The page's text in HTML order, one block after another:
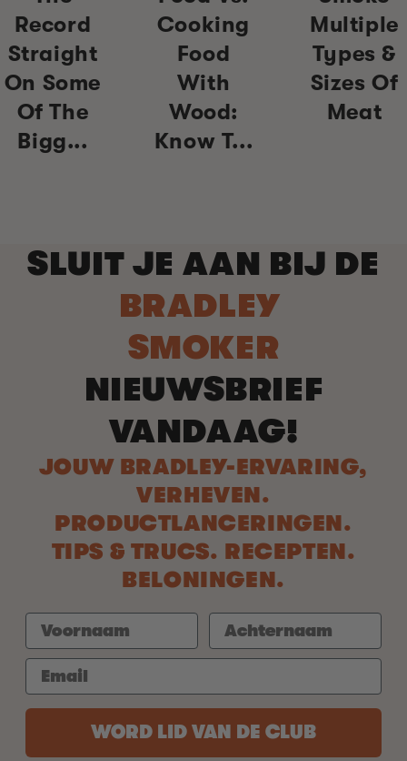
Record
Straight
On Some
Of The
Bigg...
Cooking
Food
With
Wood:
Know T...
Multiple
Types &
Sizes Of
Meat
SLUIT JE AAN BIJ DE
BRADLEY
SMOKER
NIEUWSBRIEF
VANDAAG!
JOUW BRADLEY-ERVARING,
VERHEVEN.
PRODUCTLANCERINGEN.
TIPS & TRUCS. RECEPTEN.
BELONINGEN.
WORD LID VAN DE CLUB